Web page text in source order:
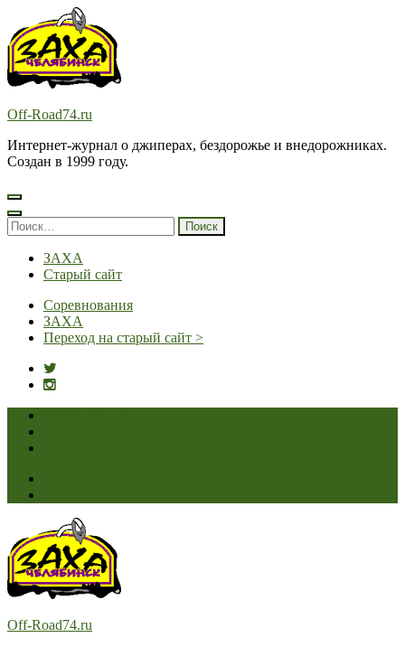
содержимому
(нажмите
Enter)
Off-Road74.ru
Интернет-журнал о джиперах, бездорожье и внедорожниках.
Создан в 1999 году.
Найти:
ЗАХА
Старый сайт
Соревнования
ЗАХА
Переход на старый сайт >
Off-Road74.ru